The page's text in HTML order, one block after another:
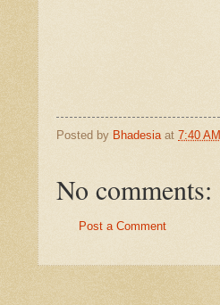
Posted by Bhadesia at 7:40 AM
No comments:
Post a Comment